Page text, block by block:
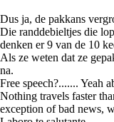
Dus ja, de pakkans
Die randdebieltjes die
denken er 9 van de 10
Als ze weten dat ze
na.
Free speech?....... Yeah
Nothing travels faster
exception of bad news,